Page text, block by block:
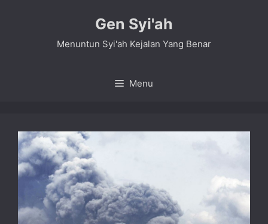
Gen Syi'ah
Menuntun Syi'ah Kejalan Yang Benar
Menu